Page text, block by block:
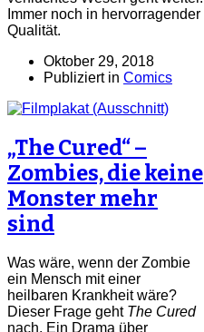
Immer noch in hervorragender
Qualität.
Oktober 29, 2018
Publiziert in Comics
„The Cured“ –
Zombies, die keine
Monster mehr
sind
Was wäre, wenn der Zombie
ein Mensch mit einer
heilbaren Krankheit wäre?
Dieser Frage geht The Cured
nach. Ein Drama über